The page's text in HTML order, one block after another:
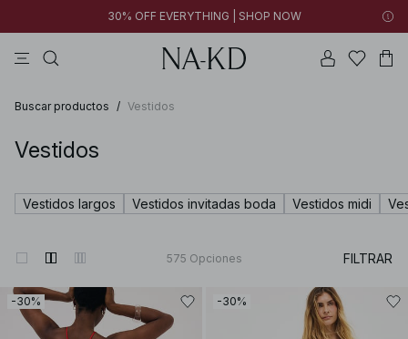
30% OFF EVERYTHING | SHOP NOW
Buscar productos / Vestidos
Vestidos
Vestidos largos Vestidos invitadas boda Vestidos midi
575 Opciones FILTRAR
-30% -30%